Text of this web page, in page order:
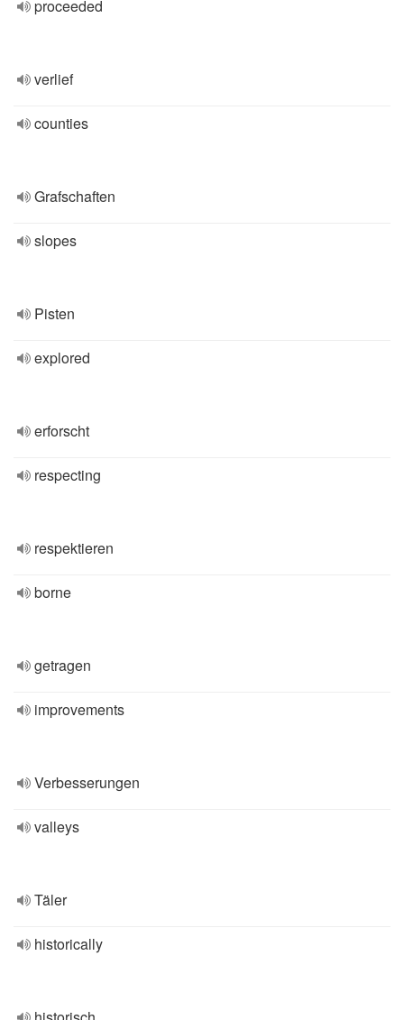
proceeded
verlief
counties
Grafschaften
slopes
Pisten
explored
erforscht
respecting
respektieren
borne
getragen
improvements
Verbesserungen
valleys
Täler
historically